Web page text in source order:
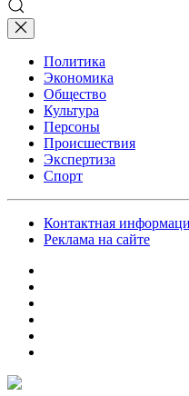
Политика
Экономика
Общество
Культура
Персоны
Происшествия
Экспертиза
Спорт
Контактная
Реклама на сайте